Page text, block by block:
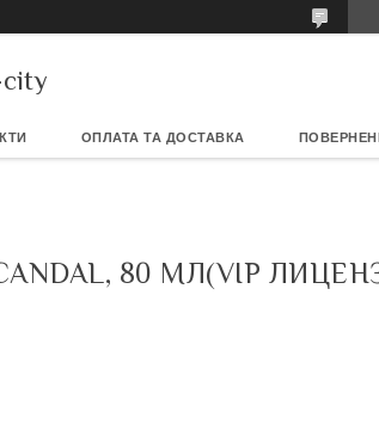
city
ОПЛАТА ТА ДОСТАВКА
80 МЛ(VIP